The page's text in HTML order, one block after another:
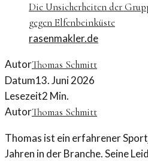
Die Unsicherheiten der
gegen Elfenbeinküste
rasenmakler.de
AutorThomas Schmitt
Datum13. Juni 2026
Lesezeit2 Min.
AutorThomas Schmitt
Thomas ist ein erfahrener
Jahren in der Branche. Seine